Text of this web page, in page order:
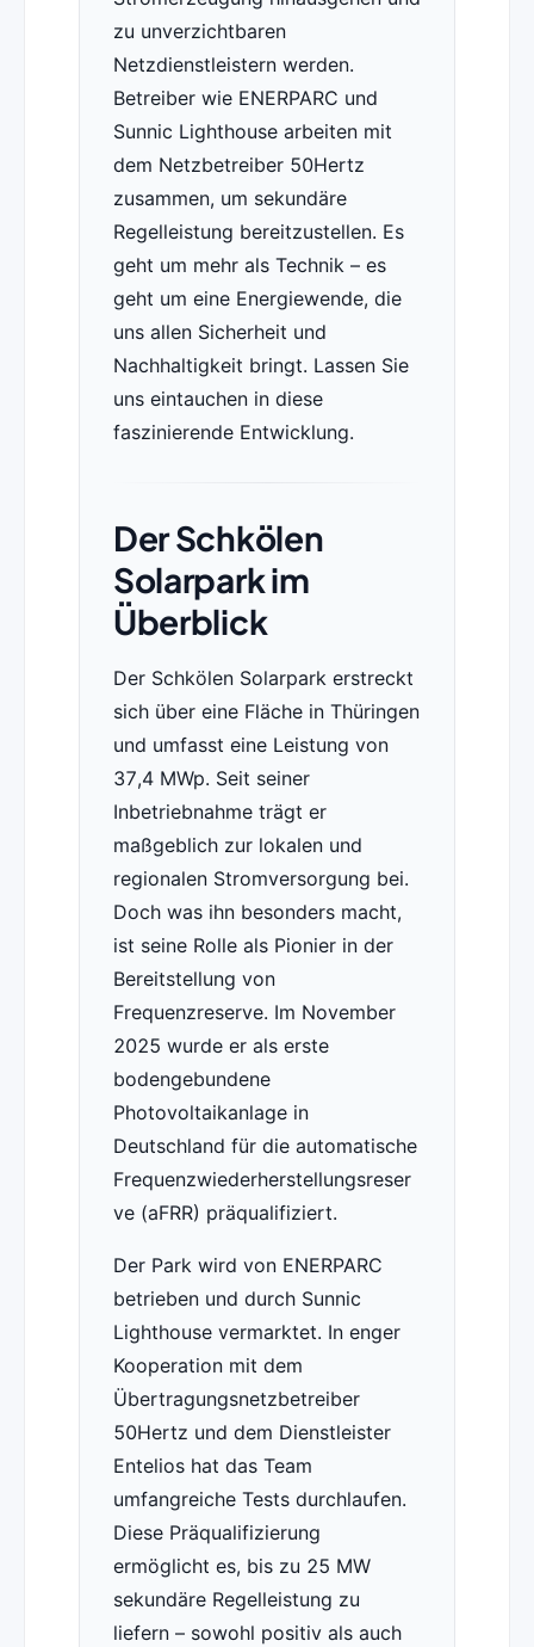
zu unverzichtbaren
Netzdienstleistern werden.
Betreiber wie ENERPARC und
Sunnic Lighthouse arbeiten mit
dem Netzbetreiber 50Hertz
zusammen, um sekundäre
Regelleistung bereitzustellen. Es
geht um mehr als Technik – es
geht um eine Energiewende, die
uns allen Sicherheit und
Nachhaltigkeit bringt. Lassen Sie
uns eintauchen in diese
faszinierende Entwicklung.
Der Schkölen
Solarpark im
Überblick
Der Schkölen Solarpark erstreckt
sich über eine Fläche in Thüringen
und umfasst eine Leistung von
37,4 MWp. Seit seiner
Inbetriebnahme trägt er
maßgeblich zur lokalen und
regionalen Stromversorgung bei.
Doch was ihn besonders macht,
ist seine Rolle als Pionier in der
Bereitstellung von
Frequenzreserve. Im November
2025 wurde er als erste
bodengebundene
Photovoltaikanlage in
Deutschland für die automatische
Frequenzwiederherstellungsreser
ve (aFRR) präqualifiziert.
Der Park wird von ENERPARC
betrieben und durch Sunnic
Lighthouse vermarktet. In enger
Kooperation mit dem
Übertragungsnetzbetreiber
50Hertz und dem Dienstleister
Entelios hat das Team
umfangreiche Tests durchlaufen.
Diese Präqualifizierung
ermöglicht es, bis zu 25 MW
sekundäre Regelleistung zu
liefern – sowohl positiv als auch